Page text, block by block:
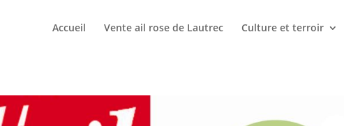
Accueil Vente ail rose de Lautrec Culture et terroir